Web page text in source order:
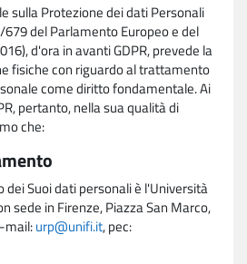
sulla Protezione dei dati Personali
del Parlamento Europeo e del
d'ora in avanti GDPR, prevede la
fisiche con riguardo al trattamento
come diritto fondamentale. Ai
pertanto, nella sua qualità di
che:
Suoi dati personali è l'Università
sede in Firenze, Piazza San Marco,
mail:urp@unifi.it, pec: